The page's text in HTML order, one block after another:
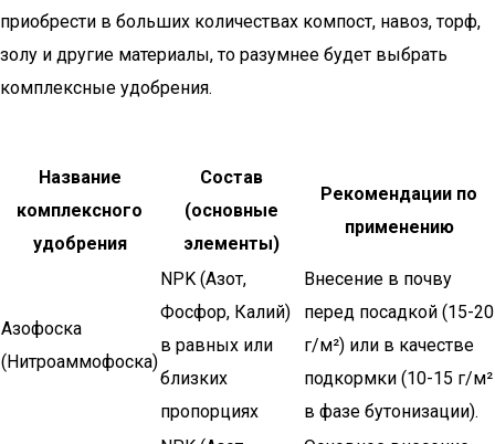
приобрести в больших количествах компост, навоз, торф,
золу и другие материалы, то разумнее будет выбрать
комплексные удобрения.
Название
комплексного
удобрения
Состав
(основные
элементы)
Рекомендации по
применению
Азофоска
(Нитроаммофоска)
NPK (Азот,
Фосфор, Калий)
в равных или
близких
пропорциях
Внесение в почву
перед посадкой (15-20
г/м²) или в качестве
подкормки (10-15 г/м²
в фазе бутонизации).